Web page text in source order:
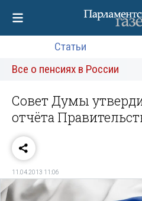
Статьи
Все о пенсиях в России
Совет Думы
отчёта
11.04.2013 11:06